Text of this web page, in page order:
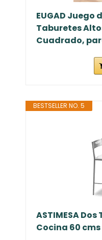
EUGAD Juego
Taburetes
Cuadrado,
BESTSELLER NO. 5
ASTIMESA
Cocina 60